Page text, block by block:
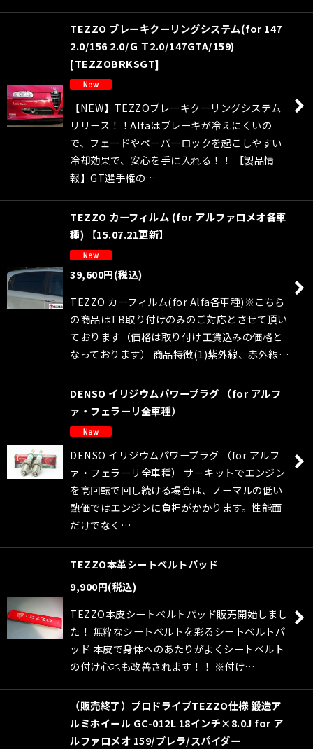
TEZZO ブレーキクーリングシステム(for 147
2.0/156 2.0/ＧＴ2.0/147GTA/159)
[TEZZOBRKSGT]
【NEW】TEZZOブレーキクーリングシステム
リリース！！Alfaはブレーキが冷えにくいの
で、フェードやペーパーロックを起こしやすい
冷却効果で、安心を手に入れる！！ 【製品情
報】GT選手権の…
TEZZO カーフィルム (for アルファロメオ各車
種) 【15.07.21更新】
39,600円(税込)
TEZZO カーフィルム(for Alfa各車種)※こちら
の商品はTB取り付けのみのご対応とさせて頂い
ております（価格は取り付け工賃込みの価格と
なっております） 商品特徴(1)紫外線、赤外線…
DENSO イリジウムパワープラグ （for アルフ
ァ・フェラーリ全車種）
DENSO イリジウムパワープラグ （for アルフ
ァ・フェラーリ全車種） サーキットでエンジン
を高回転で回し続ける場合は、ノーマルの低い
熱価ではエンジンに負担がかかります。性能面
だけでなく…
TEZZO本革シートベルトパッド
9,900円(税込)
TEZZO本皮シートベルトパッド販売開始しまし
た！ 無粋なシートベルトを彩るシートベルトパ
ッド 本皮で身体へのあたりがよくシートベルト
の付け心地も改善されます！！ ※付け…
（販売終了）プロドライブTEZZO仕様 鍛造ア
ルミホイール GC-012L 18インチ×8.0J for ア
ルファロメオ 159/ブレラ/スパイダー